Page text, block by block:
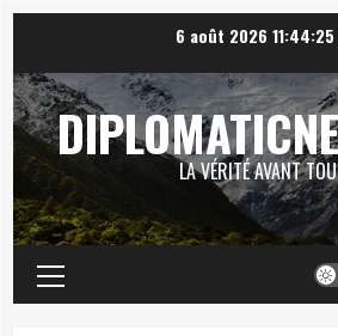
content
6 août 2026 11:44:26
LA VÉRITÉ AVANT
Primary
Menu